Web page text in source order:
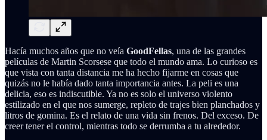
Hacía muchos años que no veía GoodFellas, una de las grandes
películas de Martin Scorsese que todo el mundo ama. Lo curioso es
que vista con tanta distancia me ha hecho fijarme en cosas que
quizás no le había dado tanta importancia antes. La peli es una
delicia, eso es indiscutible. Ya no es solo el universo violento
estilizado en el que nos sumerge, repleto de trajes bien planchados y
litros de gomina. Es el relato de una vida sin frenos. Del exceso. De
creer tener el control, mientras todo se derrumba a tu alrededor.